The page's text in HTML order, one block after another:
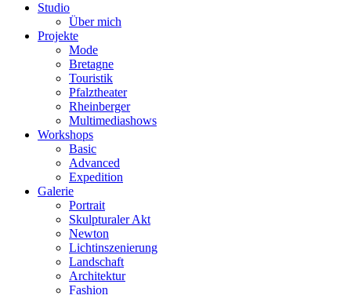
Studio
Über mich
Projekte
Mode
Bretagne
Touristik
Pfalztheater
Rheinberger
Multimediashows
Workshops
Basic
Advanced
Expedition
Galerie
Portrait
Skulpturaler Akt
Newton
Lichtinszenierung
Landschaft
Architektur
Fashion